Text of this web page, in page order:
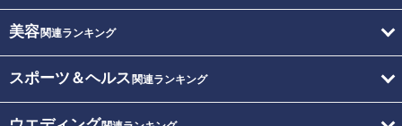
美容関連ランキング
スポーツ＆ヘルス 関連ランキング